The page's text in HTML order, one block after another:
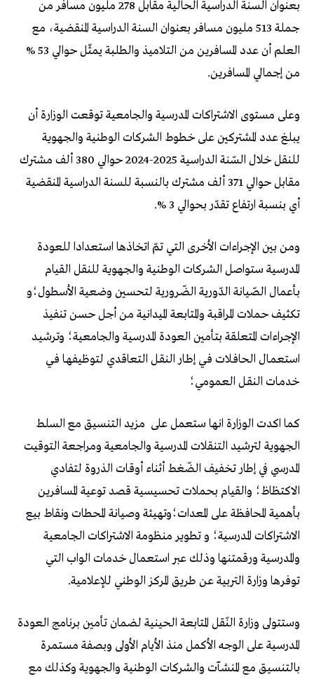
بعنوان السنة الدراسية الحالية مقابل 278 مليون مسافر من
جملة 513 مليون مسافر بعنوان السنة الدراسية المنقضية، مع
العلم أن عدد المسافرين من التلاميذ والطلبة يمثّل حوالي 53 %
من إجمالي المسافرين.
وعلى مستوى الاشتراكات المدرسية والجامعية توقعت الوزارة أن
يبلغ عدد المشتركين على خطوط الشركات الوطنية والجهوية
للنقل خلال السّنة الدراسية 2025-2024 حوالي 380 ألف مشترك
مقابل حوالي 371 ألف مشترك بالنسبة للسنة الدراسية المنقضية
أي بنسبة ارتفاع تقدّر بحوالي 3 %.
ومن بين الإجراءات الأخرى التي تمّ اتخاذها استعدادا للعودة
المدرسية ستواصل الشركات الوطنية والجهوية للنقل القيام
بأعمال الصّيانة الدّورية الضّرورية لتحسين وضعية الأسطول؛و
تكثيف حملات المراقبة والمتابعة الميدانية من أجل حسن تنفيذ
الإجراءات المتعلقة بتأمين العودة المدرسية والجامعية؛ وترشيـد
استعمـال الحافـلات فـي إطـار النقـل التعاقدي لتوظيفهـا فـي
خدمـات النقـل العمومي؛
كما اكدت الوزارة انها ستعمل على مزيد التنسيق مع السلط
الجهوية لترشيد التنقلات المدرسية والجامعية ومراجعة التوقيت
المدرسي في إطار تخفيف الضّغط أثناء أوقـات الذروة لتفادي
الاكتظاظ؛ والقيام بحملات تحسيسية قصد توعية المسافرين
بأهمية المحافظة على المعدات؛وتهيئة وصيانة المحطات ونقاط بيع
الاشتراكات المدرسية؛ و تطوير منظومة الاشتراكات الجامعية
والمدرسية ورقمتنها وذلك عبر استعمال خدمات الواب التي
توفرها وزارة التربية عن طريق المركز الوطني للإعلامية.
وستتولى وزارة النّقل المتابعة الحينية لضمان تأمين برنامج العودة
المدرسية على الوجه الأكمل منذ الأيام الأولى وبصفة مستمرة
بالتنسيق مع المنشآت والشركات الوطنية والجهوية وكذلك مع